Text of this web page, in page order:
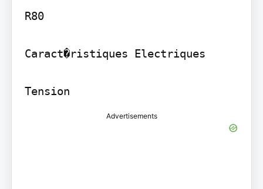
R80
Caract�ristiques Electriques
Tension
Advertisements